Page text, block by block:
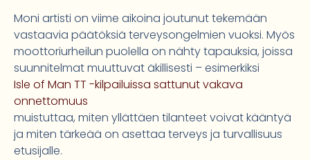
Moni artisti on viime aikoina joutunut tekemään
vastaavia päätöksiä terveysongelmien vuoksi. Myös
moottoriurheilun puolella on nähty tapauksia, joissa
suunnitelmat muuttuvat äkillisesti – esimerkiksi
Isle of Man TT -kilpailuissa sattunut vakava
onnettomuus
muistuttaa, miten yllättäen tilanteet voivat kääntyä
ja miten tärkeää on asettaa terveys ja turvallisuus
etusijalle.